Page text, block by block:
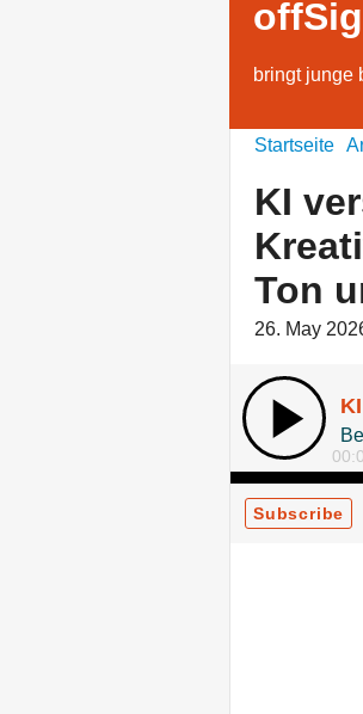
bringt junge
Startseite
KI
Ton
26. May
Subscribe